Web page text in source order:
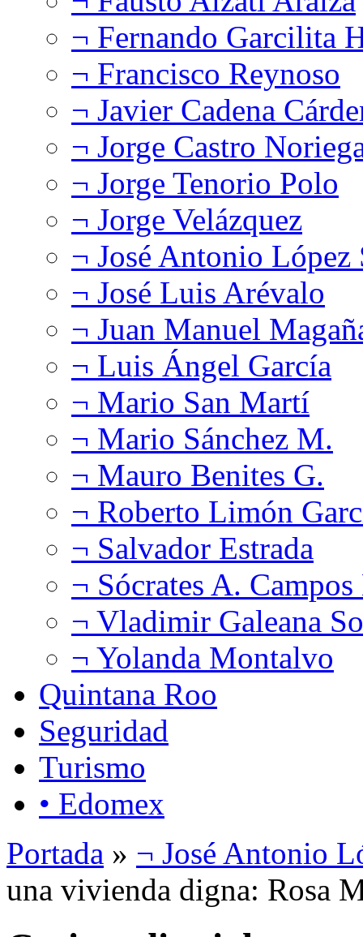
¬ Fernando Garcilita
¬ Francisco Reynoso
¬ Javier Cadena
¬ Jorge Castro
¬ Jorge Tenorio Polo
¬ Jorge Velázquez
¬ José Antonio López
¬ José Luis Arévalo
¬ Juan Manuel
¬ Luis Ángel García
¬ Mario San Martí
¬ Mario Sánchez M.
¬ Mauro Benites G.
¬ Roberto Limón
¬ Salvador Estrada
¬ Sócrates A.
¬ Vladimir Galeana
¬ Yolanda Montalvo
Quintana Roo
Seguridad
Turismo
• Edomex
Portada » ¬ José Antonio
una vivienda digna: Rosa